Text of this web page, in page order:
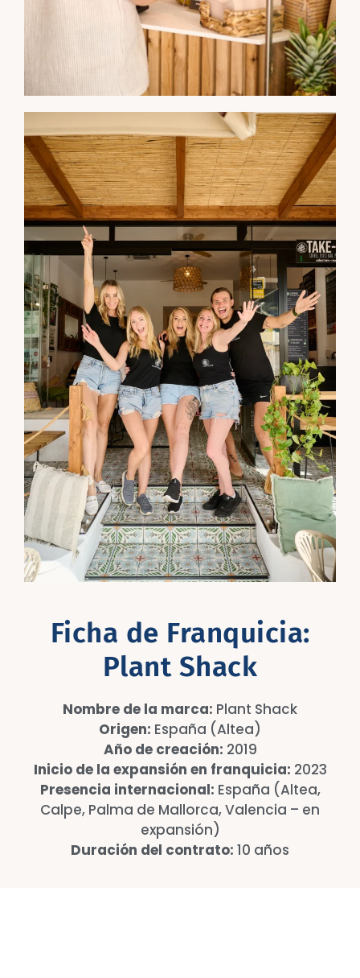
Ficha de Franquicia:
Plant Shack
Nombre de la marca: Plant Shack
Origen: España (Altea)
Año de creación: 2019
Inicio de la expansión en franquicia: 2023
Presencia internacional: España (Altea,
Calpe, Palma de Mallorca, Valencia – en
expansión)
Duración del contrato: 10 años